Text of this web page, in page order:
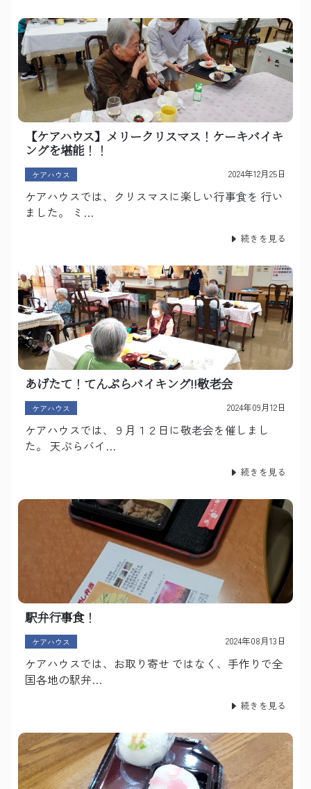
【ケアハウス】メリークリスマス！ケーキバイキ
ングを堪能！！
ケアハウス 2024年12月25日
ケアハウスでは、クリスマスに楽しい行事食を 行い
ました。 ミ…
続きを見る
あげたて！てんぷらバイキング!!敬老会
ケアハウス 2024年09月12日
ケアハウスでは、９月１２日に敬老会を催しまし
た。 天ぷらバイ…
続きを見る
駅弁行事食！
ケアハウス 2024年08月13日
ケアハウスでは、お取り寄せ ではなく、手作りで全
国各地の駅弁…
続きを見る